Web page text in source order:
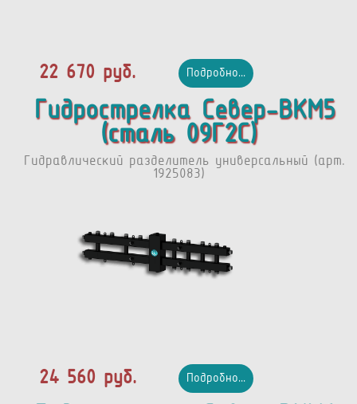
22 670 руб. Подробно...
Гидрострелка Север-BKМ5
(сталь 09Г2С)
Гидравлический разделитель универсальный (арт.
1925083)
24 560 руб. Подробно...